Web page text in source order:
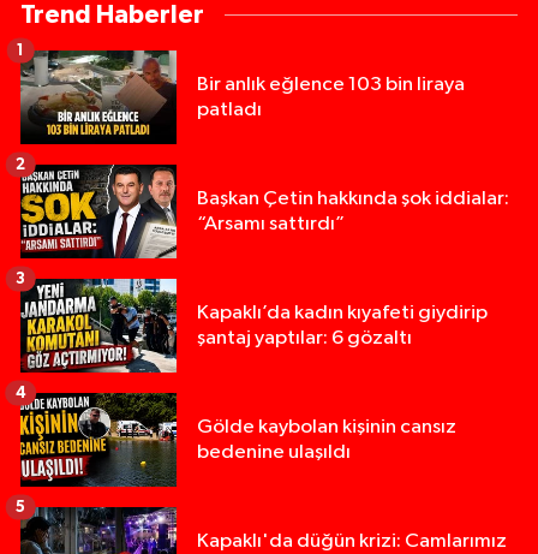
Trend Haberler
Bir anlık eğlence 103 bin liraya
patladı
1
Başkan Çetin hakkında şok iddialar:
“Arsamı sattırdı”
2
Kapaklı’da kadın kıyafeti giydirip
şantaj yaptılar: 6 gözaltı
3
Gölde kaybolan kişinin cansız
bedenine ulaşıldı
4
Kapaklı'da düğün krizi: Camlarımız
5